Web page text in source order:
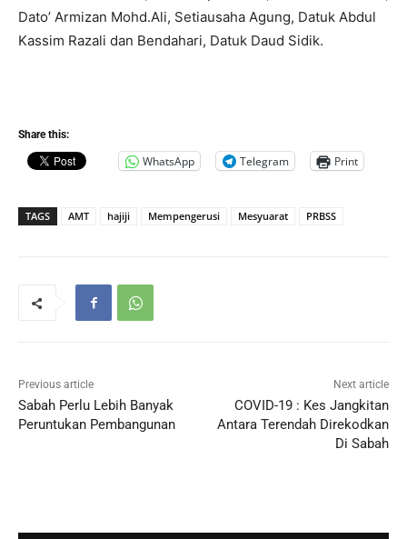
Dato’ Armizan Mohd.Ali, Setiausaha Agung, Datuk Abdul
Kassim Razali dan Bendahari, Datuk Daud Sidik.
Share this:
WhatsApp Telegram Print
TAGS AMT hajiji Mempengerusi Mesyuarat PRBSS
Previous article
Sabah Perlu Lebih Banyak
Peruntukan Pembangunan
Next article
COVID-19 : Kes Jangkitan
Antara Terendah Direkodkan
Di Sabah